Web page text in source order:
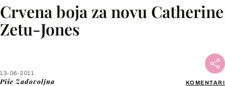
Crvena boja za novu Catherine
Zetu-Jones
13-06-2011
Piše Zadovoljna KOMENTARI
Facebook